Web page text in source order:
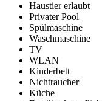
Haustier erlaubt
Privater Pool
Spülmaschine
Waschmaschine
TV
WLAN
Kinderbett
Nichtraucher
Küche